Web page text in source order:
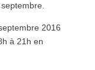
2016
à 21h en